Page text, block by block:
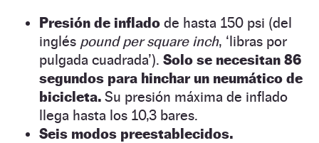
Presión de inflado de hasta 150 psi (del
inglés pound per square inch, ‘libras por
pulgada cuadrada’). Solo se necesitan 86
segundos para hinchar un neumático de
bicicleta. Su presión máxima de inflado
llega hasta los 10,3 bares.
Seis modos preestablecidos.